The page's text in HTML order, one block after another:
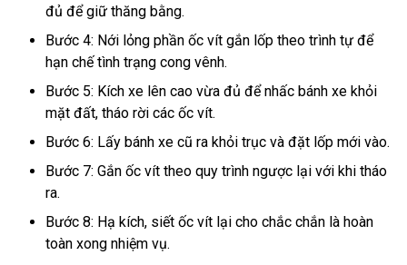
đủ để giữ thăng bằng.
Bước 4: Nới lỏng phần ốc vít gắn lốp theo trình tự để
hạn chế tình trạng cong vênh.
Bước 5: Kích xe lên cao vừa đủ để nhấc bánh xe khỏi
mặt đất, tháo rời các ốc vít.
Bước 6: Lấy bánh xe cũ ra khỏi trục và đặt lốp mới vào.
Bước 7: Gắn ốc vít theo quy trình ngược lại với khi tháo
ra.
Bước 8: Hạ kích, siết ốc vít lại cho chắc chắn là hoàn
toàn xong nhiệm vụ.